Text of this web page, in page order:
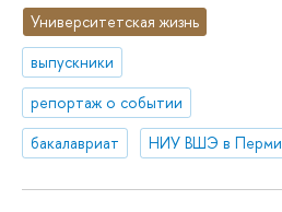
Университетская жизнь
выпускники
репортаж о событии
бакалавриат
НИУ ВШЭ в Перми